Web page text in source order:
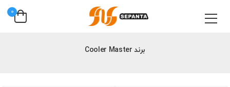
0
برند Cooler Master